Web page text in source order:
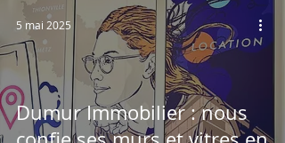
Dumur Immobilier : nous
5 mai 2025